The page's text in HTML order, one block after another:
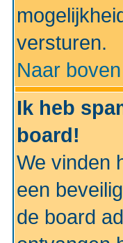
versturen.
Naar boven
Ik heb
board!
We vinden
een
de board